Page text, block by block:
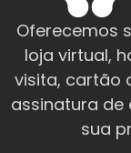
Oferecemos
loja virtual,
visita, cartão
assinatura de
sua